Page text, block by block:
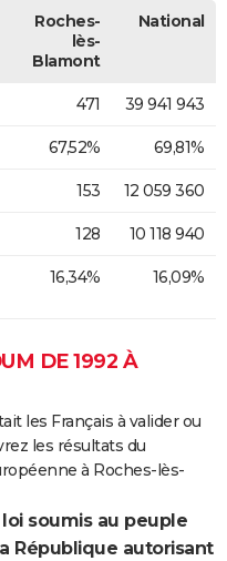
Roches-
lès-
Blamont
National
471 39 941 943
67,52% 69,81%
153 12 059 360
128 10 118 940
16,34% 16,09%
DE 1992 À
les Français à valider ou
les résultats du
à Roches-lès-
soumis au peuple
République autorisant